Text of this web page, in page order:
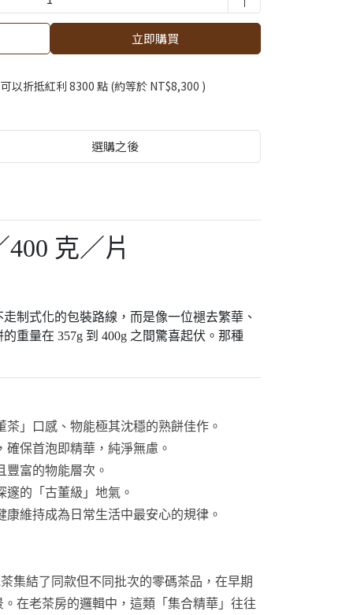
立即購買
以折抵紅利8300 點 (約等於 NT$8,300 )
選購之後
克／片
制式化的包裝路線，而是像一位褪去繁華、
重量在 357g 到 400g 之間驚喜起伏。那種
」口感、物能極其沈穩的熟餅佳作。
保首泡即精華，純淨無慮。
豐富的物能層次。
的「古董級」地氣。
維持成為日常生活中最安心的規律。
集結了同款但不同批次的零碼茶品，在早期
在老茶房的邏輯中，這類「集合精華」往往